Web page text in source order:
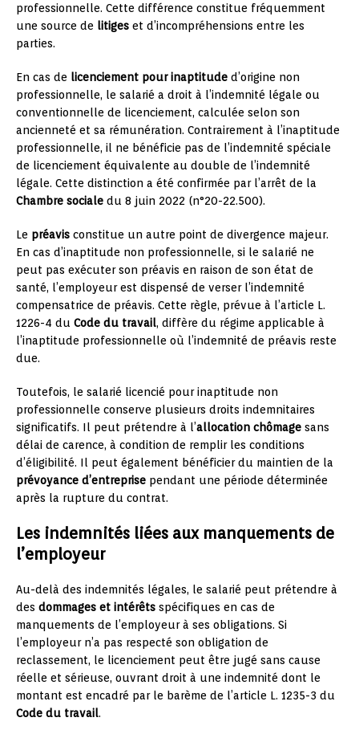
professionnelle. Cette différence constitue fréquemment
une source de litiges et d’incompréhensions entre les
parties.
En cas de licenciement pour inaptitude d’origine non
professionnelle, le salarié a droit à l’indemnité légale ou
conventionnelle de licenciement, calculée selon son
ancienneté et sa rémunération. Contrairement à l’inaptitude
professionnelle, il ne bénéficie pas de l’indemnité spéciale
de licenciement équivalente au double de l’indemnité
légale. Cette distinction a été confirmée par l’arrêt de la
Chambre sociale du 8 juin 2022 (n°20-22.500).
Le préavis constitue un autre point de divergence majeur.
En cas d’inaptitude non professionnelle, si le salarié ne
peut pas exécuter son préavis en raison de son état de
santé, l’employeur est dispensé de verser l’indemnité
compensatrice de préavis. Cette règle, prévue à l’article L.
1226-4 du Code du travail, diffère du régime applicable à
l’inaptitude professionnelle où l’indemnité de préavis reste
due.
Toutefois, le salarié licencié pour inaptitude non
professionnelle conserve plusieurs droits indemnitaires
significatifs. Il peut prétendre à l’allocation chômage sans
délai de carence, à condition de remplir les conditions
d’éligibilité. Il peut également bénéficier du maintien de la
prévoyance d’entreprise pendant une période déterminée
après la rupture du contrat.
Les indemnités liées aux manquements de
l’employeur
Au-delà des indemnités légales, le salarié peut prétendre à
des dommages et intérêts spécifiques en cas de
manquements de l’employeur à ses obligations. Si
l’employeur n’a pas respecté son obligation de
reclassement, le licenciement peut être jugé sans cause
réelle et sérieuse, ouvrant droit à une indemnité dont le
montant est encadré par le barème de l’article L. 1235-3 du
Code du travail.